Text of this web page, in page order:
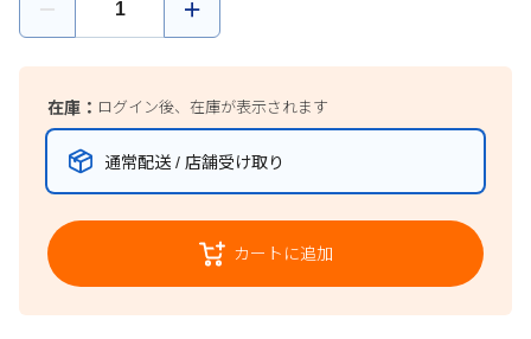
在庫： ログイン後、在庫が表示されます
通常配送 / 店舗受け取り
カートに追加